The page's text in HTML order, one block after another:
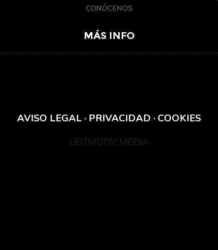
CONÓCENOS
MÁS INFO
AVISO LEGAL · PRIVACIDAD · COOKIES
LEITMOTIV MEDIA